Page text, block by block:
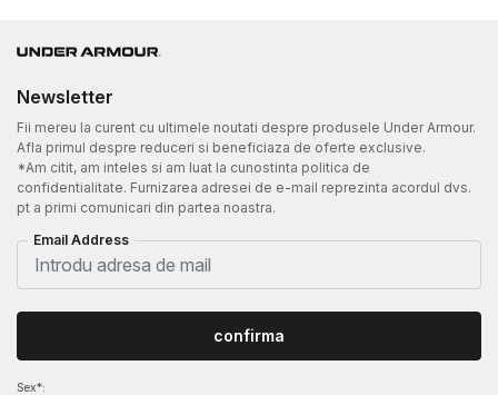
Newsletter
Fii mereu la curent cu ultimele noutati despre produsele Under Armour.
Afla primul despre reduceri si beneficiaza de oferte exclusive.
*Am citit, am inteles si am luat la cunostinta politica de
confidentialitate. Furnizarea adresei de e-mail reprezinta acordul dvs.
pt a primi comunicari din partea noastra.
Email Address
Sex*:
confirma